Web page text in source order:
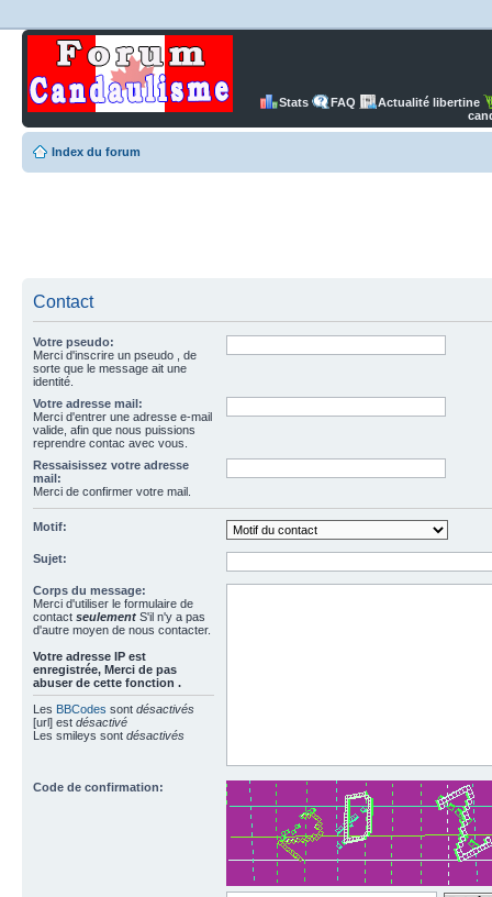
Stats FAQ
Actualité libertine
Index du forum
Contact
Votre pseudo:
Merci d'inscrire un pseudo , de
sorte que le message ait une
identité.
Votre adresse mail:
Merci d'entrer une adresse e-mail
valide, afin que nous puissions
reprendre contac avec vous.
Ressaisissez votre adresse
mail:
Merci de confirmer votre mail.
Motif:
Sujet:
Corps du message:
Merci d'utiliser le formulaire de
contact seulement S'il n'y a pas
d'autre moyen de nous contacter.
Votre adresse ΙΡ est
enregistrée, Merci de pas
abuser de cette fonction .
Les BBCodes sont désactivés
[url] est désactivé
Les smileys sont désactivés
Code de confirmation: